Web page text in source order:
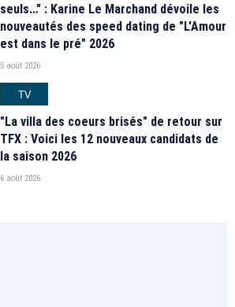
seuls…" : Karine Le Marchand dévoile les
nouveautés des speed dating de "L'Amour
est dans le pré" 2026
5 août 2026
TV
"La villa des coeurs brisés" de retour sur
TFX : Voici les 12 nouveaux candidats de
la saison 2026
6 août 2026